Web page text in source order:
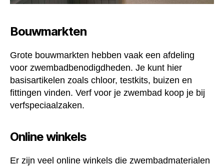
Bouwmarkten
Grote bouwmarkten hebben vaak een afdeling
voor zwembadbenodigdheden. Je kunt hier
basisartikelen zoals chloor, testkits, buizen en
fittingen vinden. Verf voor je zwembad koop je bij
verfspeciaalzaken.
Online winkels
Er zijn veel online winkels die zwembadmaterialen